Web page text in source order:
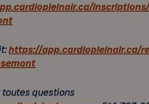
https://app.cardiopleinair.ca/
questions